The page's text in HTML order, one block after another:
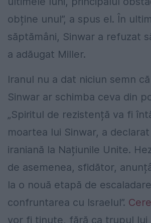
obține unul”, a spus el. În
săptămâni, Sinwar a refuzat
a adăugat Miller.
Iranul nu a dat niciun semn
Sinwar ar schimba ceva din
„Spiritul de rezistență va fi
moartea lui Sinwar, a
iraniană la Națiunile Unite.
de asemenea, sfidător,
la o nouă etapă de
confruntarea cu Israelul”.
vor fi ținute, fără ca trupul lui